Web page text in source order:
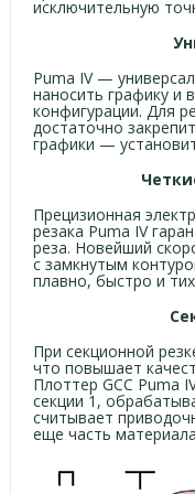
исключительную
Puma IV —
наносить графику и
конфигурации. Для
достаточно
графики —
Прецизионная
резака Puma IV
реза. Новейший
с замкнутым
плавно, быстро и
При секционной
что повышает
Плоттер GCC Puma
секции 1,
считывает
еще часть